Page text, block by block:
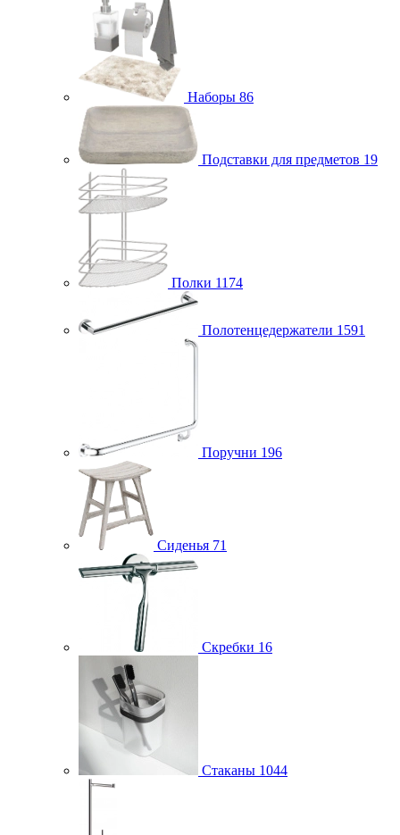
Наборы 86
Подставки для предметов 19
Полки 1174
Полотенцедержатели 1591
Поручни 196
Сиденья 71
Скребки 16
Стаканы 1044